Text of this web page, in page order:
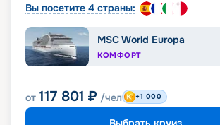
Вы посетите 4 страны:
MSC World Europa
КОМФОРТ
от 117 801 ₽ /чел +1 000